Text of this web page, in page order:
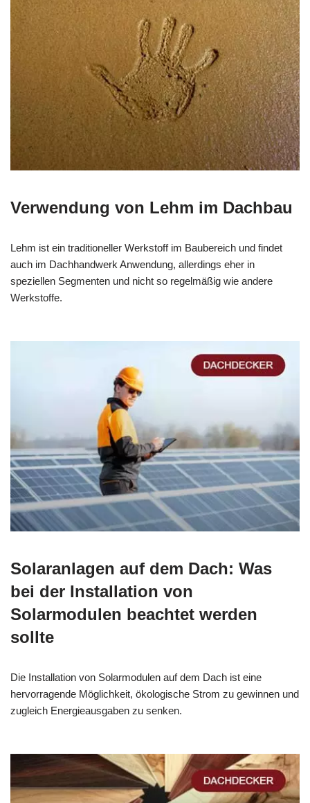
Verwendung von Lehm im Dachbau
Lehm ist ein traditioneller Werkstoff im Baubereich und findet
auch im Dachhandwerk Anwendung, allerdings eher in
speziellen Segmenten und nicht so regelmäßig wie andere
Werkstoffe.
Solaranlagen auf dem Dach: Was
bei der Installation von
Solarmodulen beachtet werden
sollte
Die Installation von Solarmodulen auf dem Dach ist eine
hervorragende Möglichkeit, ökologische Strom zu gewinnen und
zugleich Energieausgaben zu senken.